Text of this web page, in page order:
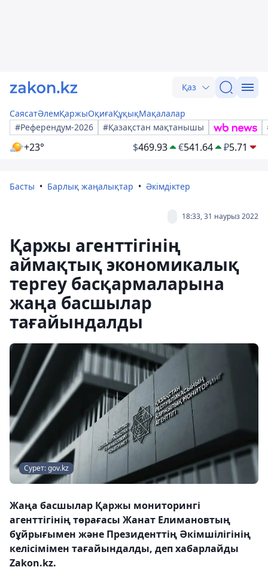
Қаз
СаясатӘлемҚаржыОқиғаҚұқықМақалалар
#Референдум-2026
#Қазақстан мақтанышы
+23° $469.93 €541.64 ₽5.71
Басты Барлық жаңалықтар Әкімдіктер
18:33, 31 наурыз 2022
Қаржы агенттігінің
аймақтық экономикалық
тергеу басқармаларына
жаңа басшылар
тағайындалды
Сурет: gov.kz
Жаңа басшылар Қаржы мониторингі
агенттігінің төрағасы Жанат Елимановтың
бұйрығымен және Президенттің Әкімшілігінің
келісімімен тағайындалды, деп хабарлайды
Zakon.kz.